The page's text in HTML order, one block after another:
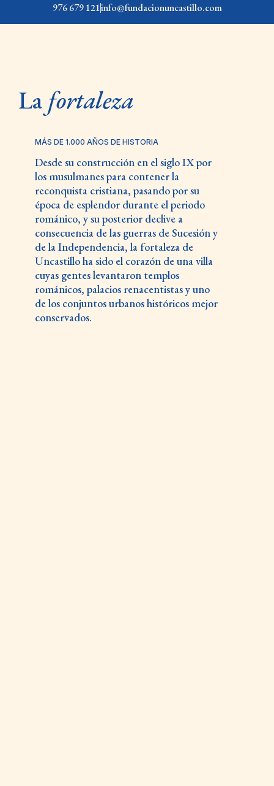
976 679 121info@fundacionuncastillo.com
La fortaleza
MÁS DE 1.000 AÑOS DE HISTORIA
Desde su construcción en el siglo IX por
los musulmanes para contener la
reconquista cristiana, pasando por su
época de esplendor durante el periodo
románico, y su posterior declive a
consecuencia de las guerras de Sucesión y
de la Independencia, la fortaleza de
Uncastillo ha sido el corazón de una villa
cuyas gentes levantaron templos
románicos, palacios renacentistas y uno
de los conjuntos urbanos históricos mejor
conservados.